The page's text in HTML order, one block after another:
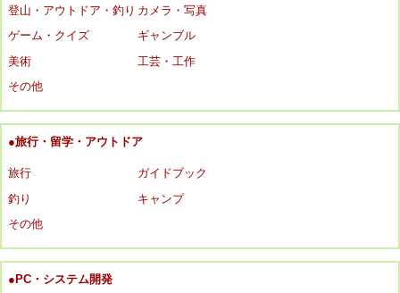
登山・アウトドア・釣り カメラ・写真
ゲーム・クイズ
ギャンブル
美術
工芸・工作
その他
●旅行・留学・アウトドア
旅行
ガイドブック
釣り
キャンプ
その他
●PC・システム開発